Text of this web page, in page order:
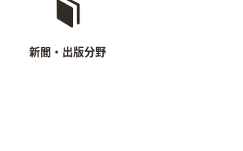
新聞・出版分野
ニュースサイト
漫画サイト